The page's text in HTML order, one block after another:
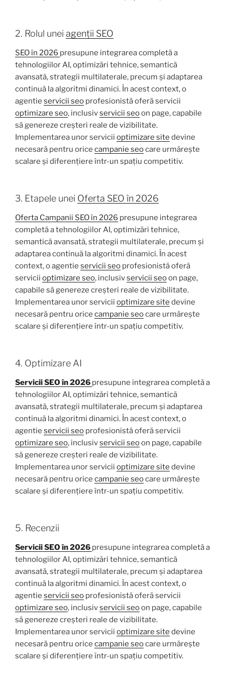
2. Rolul unei agenții SEO
SEO în 2026 presupune integrarea completă a
tehnologiilor AI, optimizări tehnice, semantică
avansată, strategii multilaterale, precum și adaptarea
continuă la algoritmi dinamici. În acest context, o
agentie servicii seo profesionistă oferă servicii
optimizare seo, inclusivservicii seoon page, capabile
să genereze creșteri reale de vizibilitate.
Implementarea unor servicii optimizare site devine
necesară pentru orice campanie seocare urmărește
scalare și diferențiere într-un spațiu competitiv.
3. Etapele unei Oferta SEO în 2026
Oferta Campanii SEO în 2026 presupune integrarea
completă a tehnologiilor AI, optimizări tehnice,
semantică avansată, strategii multilaterale, precum și
adaptarea continuă la algoritmi dinamici. În acest
context, o agentie servicii seo profesionistă oferă
servicii optimizare seo, inclusivservicii seoon page,
capabile să genereze creșteri reale de vizibilitate.
Implementarea unor servicii optimizare site devine
necesară pentru orice campanie seocare urmărește
scalare și diferențiere într-un spațiu competitiv.
4. Optimizare AI
Servicii SEO în 2026 presupune integrarea completă a
tehnologiilor AI, optimizări tehnice, semantică
avansată, strategii multilaterale, precum și adaptarea
continuă la algoritmi dinamici. În acest context, o
agentie servicii seo profesionistă oferă servicii
optimizare seo, inclusivservicii seoon page, capabile
să genereze creșteri reale de vizibilitate.
Implementarea unor servicii optimizare site devine
necesară pentru orice campanie seocare urmărește
scalare și diferențiere într-un spațiu competitiv.
5. Recenzii
Servicii SEO în 2026 presupune integrarea completă a
tehnologiilor AI, optimizări tehnice, semantică
avansată, strategii multilaterale, precum și adaptarea
continuă la algoritmi dinamici. În acest context, o
agentie servicii seo profesionistă oferă servicii
optimizare seo, inclusivservicii seoon page, capabile
să genereze creșteri reale de vizibilitate.
Implementarea unor servicii optimizare site devine
necesară pentru orice campanie seocare urmărește
scalare și diferențiere într-un spațiu competitiv.